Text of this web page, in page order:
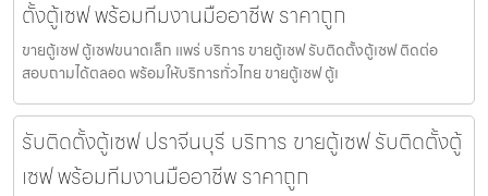
ตั้งตู้เซฟ พร้อมทีมงานมืออาชีพ ราคาถูก
ขายตู้เซฟ ตู้เซฟขนาดเล็ก แพร่ บริการ ขายตู้เซฟ รับติดตั้งตู้เซฟ ติดต่อ
สอบถามได้ตลอด พร้อมให้บริการทั่วไทย ขายตู้เซฟ ตู้เ
รับติดตั้งตู้เซฟ ปราจีนบุรี บริการ ขายตู้เซฟ รับติดตั้งตู้
เซฟ พร้อมทีมงานมืออาชีพ ราคาถูก